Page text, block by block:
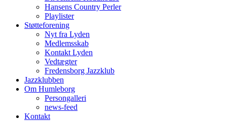
Hansens Country Perler
Playlister
Støtteforening
Nyt fra Lyden
Medlemsskab
Kontakt Lyden
Vedtægter
Fredensborg Jazzklub
Jazzklubben
Om Humleborg
Persongalleri
news-feed
Kontakt